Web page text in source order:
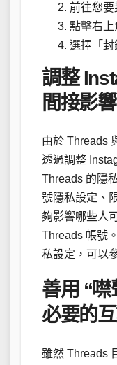
前往您要
點擊右上
選擇「封
調整
間接影
由於 Threads
透過調整
Threads 的隱
號隱私設定、
夠影響哪些人
Threads 帳號
私設定，可以
善用 “
必要的
雖然 Threads